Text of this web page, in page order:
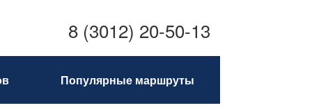
Популярные маршруты
8 (3012) 20-50-13